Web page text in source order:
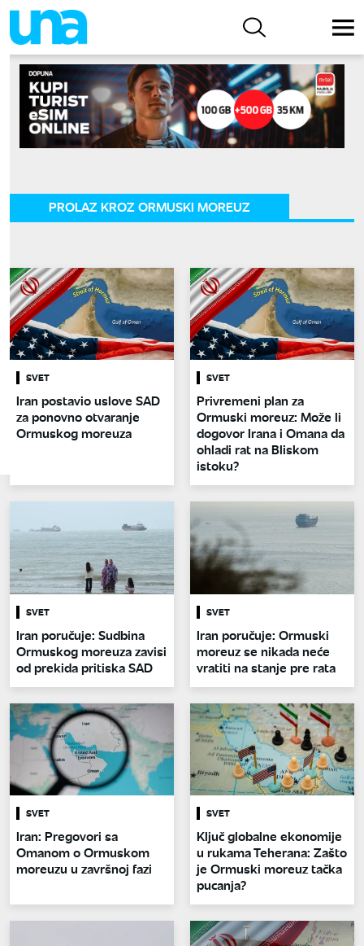
PROLAZ KROZ ORMUSKI MOREUZ
SVET
Iran postavio uslove SAD
za ponovno otvaranje
Ormuskog moreuza
SVET
Privremeni plan za
Ormuski moreuz: Može li
dogovor Irana i Omana da
ohladi rat na Bliskom
istoku?
SVET
Iran poručuje: Sudbina
Ormuskog moreuza zavisi
od prekida pritiska SAD
SVET
Iran poručuje: Ormuski
moreuz se nikada neće
vratiti na stanje pre rata
SVET
Iran: Pregovori sa
Omanom o Ormuskom
moreuzu u završnoj fazi
SVET
Ključ globalne ekonomije
u rukama Teherana: Zašto
je Ormuski moreuz tačka
pucanja?